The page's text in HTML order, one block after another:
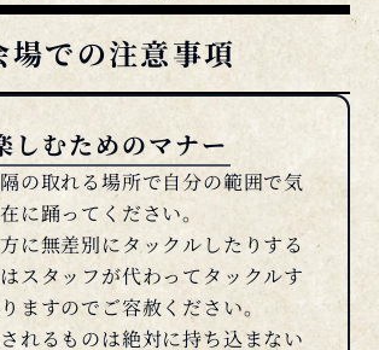
場での注意事項
楽しむためのマナー
隔の取れる場所で自分の範囲で気
に踊ってください。
に無差別にタックルしたりする
スタッフが代わってタックルす
ますのでご容赦ください。
れるものは絶対に持ち込まない
つけたら没収し通報致します。